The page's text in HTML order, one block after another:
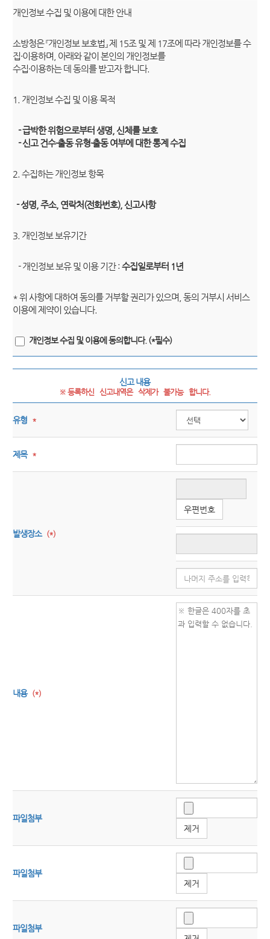
개인정보 수집 및 이용에 대한 안내
소방청은 『개인정보 보호법』 제 15조 및 제 17조에 따라 개인정보를 수
집·이용하며, 아래와 같이 본인의 개인정보를
수집·이용하는 데 동의를 받고자 합니다.
1. 개인정보 수집 및 이용 목적
- 급박한 위험으로부터 생명, 신체를 보호
- 신고 건수·출동 유형·출동 여부에 대한 통계 수집
2. 수집하는 개인정보 항목
- 성명, 주소, 연락처(전화번호), 신고사항
3. 개인정보 보유기간
- 개인정보 보유 및 이용 기간 : 수집일로부터 1년
* 위 사항에 대하여 동의를 거부할 권리가 있으며, 동의 거부시 서비스
이용에 제약이 있습니다.
개인정보 수집 및 이용에 동의합니다. (*필수)
신고 내용
※ 등록하신   신고내역은   삭제가   불가능   합니다.
유형 *
제목 *
발생장소 (*)
우편번호
내용 (*)
파일첨부
제거
파일첨부
제거
파일첨부